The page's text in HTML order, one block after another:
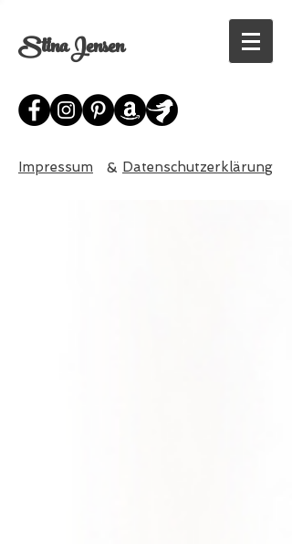
Stina Jensen
Impressum & Datenschutzerklärung